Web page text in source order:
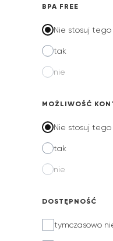
BPA FREE
Nie stosuj
tak
nie
MOŻLIWOŚĆ
Nie stosuj
tak
nie
DOSTĘPNOŚĆ
Dostępność
tymczasowo